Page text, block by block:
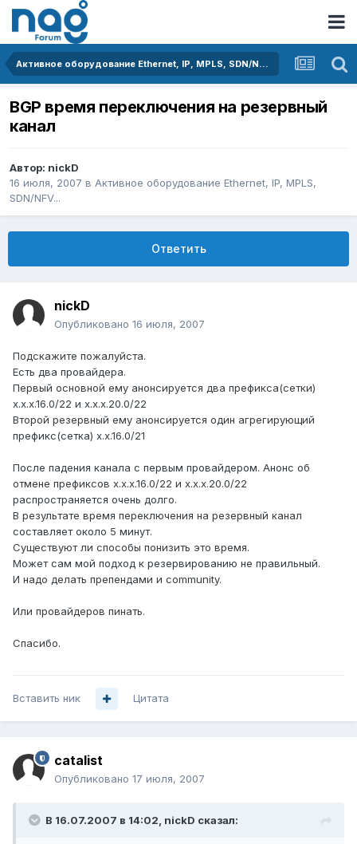
Активное оборудование Ethernet, IP, MPLS, SDN/NFV...
BGP время переключения на резервный
канал
Автор: nickD
16 июля, 2007 в Активное оборудование Ethernet, IP, MPLS,
SDN/NFV...
Ответить
nickD
Опубликовано 16 июля, 2007
Подскажите пожалуйста.
Есть два провайдера.
Первый основной ему анонсируется два префикса(сетки)
x.x.x.16.0/22 и x.x.x.20.0/22
Второй резервный ему анонсируется один агрегирующий
префикс(сетка) x.x.16.0/21
После падения канала с первым провайдером. Анонс об
отмене префиксов x.x.x.16.0/22 и x.x.x.20.0/22
распространяется очень долго.
В результате время переключения на резервный канал
составляет около 5 минут.
Существуют ли способы понизить это время.
Может сам мой подход к резервированию не правильный.
И надо делать препендами и community.
Или провайдеров пинать.
Спасибо.
Вставить ник Цитата
catalist
Опубликовано 17 июля, 2007
В 16.07.2007 в 14:02, nickD сказал: